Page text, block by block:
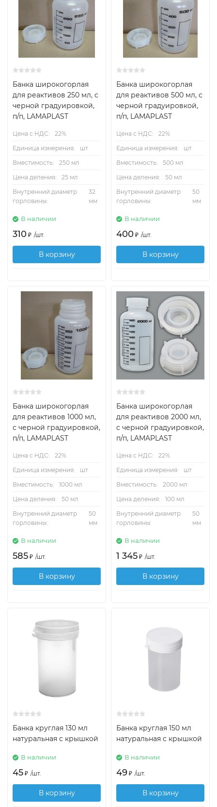
Банка широкогорлая
для реактивов 250 мл, с
черной градуировкой,
п/п, LAMAPLAST
Цена с НДС:
22%
Единица измерения:
шт
Вместимость:
250 мл
Цена деления:
25 мл
Внутренний диаметр
горловины:
32
мм
В наличии
310 ₽ /шт.
В корзину
Банка широкогорлая
для реактивов 500 мл, с
черной градуировкой,
п/п, LAMAPLAST
Цена с НДС:
22%
Единица измерения:
шт
Вместимость:
500 мл
Цена деления:
50 мл
Внутренний диаметр
горловины:
50
мм
В наличии
400 ₽ /шт.
В корзину
Банка широкогорлая
для реактивов 1000 мл,
с черной градуировкой,
п/п, LAMAPLAST
Цена с НДС:
22%
Единица измерения:
шт
Вместимость:
1000 мл
Цена деления:
50 мл
Внутренний диаметр
горловины:
50
мм
В наличии
585 ₽ /шт.
В корзину
Банка широкогорлая
для реактивов 2000 мл,
с черной градуировкой,
п/п, LAMAPLAST
Цена с НДС:
22%
Единица измерения:
шт
Вместимость:
2000 мл
Цена деления:
100 мл
Внутренний диаметр
горловины:
50
мм
В наличии
1 345 ₽ /шт.
В корзину
Банка круглая 130 мл
натуральная с крышкой
В наличии
45 ₽ /шт.
В корзину
Банка круглая 150 мл
натуральная с крышкой
В наличии
49 ₽ /шт.
В корзину